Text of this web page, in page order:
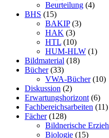
Beurteilung (4)
BHS (15)
BAKIP(3)
HAK (3)
HTL (10)
HUM-HLW (1)
Bildmaterial (18)
Bücher(33)
VWA-Bücher(10)
Diskussion (2)
Erwartungshorizont (6)
Fachbereichsarbeiten (11)
Fächer(128)
Bildnerische
Biologie (15)